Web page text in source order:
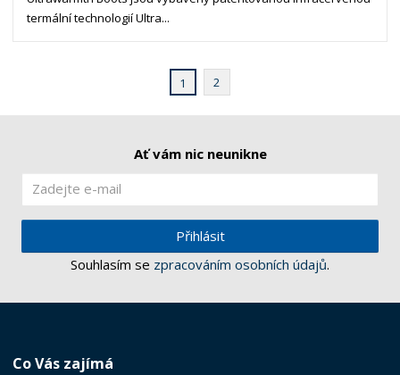
termální technologií Ultra...
1 2
Ať vám nic neunikne
Přihlásit
Souhlasím se zpracováním osobních údajů.
Co Vás zajímá